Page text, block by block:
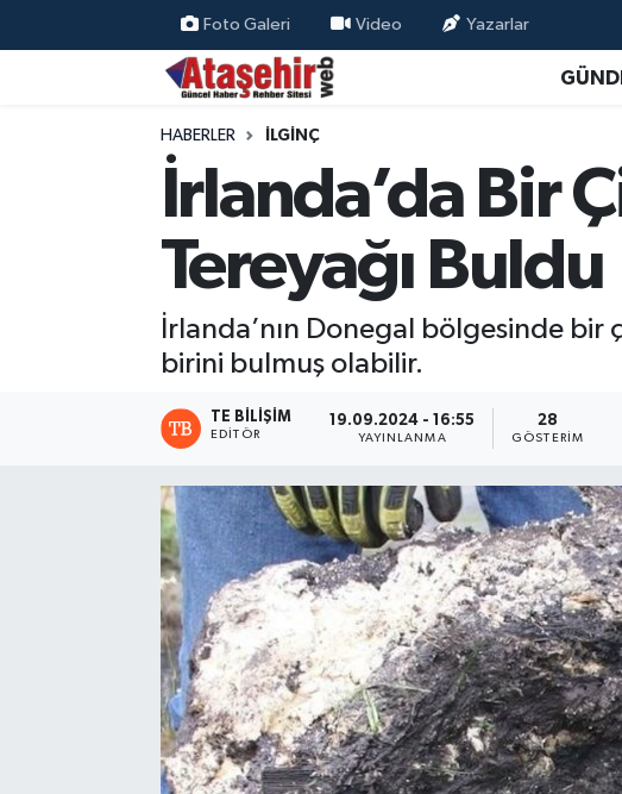
Foto Galeri Video Yazarlar
HABERLER İLGİNÇ
İrlanda’da Bir
Tereyağı Buldu
İrlanda’nın Donegal bölgesinde
birini bulmuş olabilir.
TE BILIŞIM
EDITÖR
19.09.2024 - 16:55
YAYINLANMA
28
GÖSTERIM
Hava Durumu
Trafik Durumu
Süper Lig Puan Durumu ve Fikstür
Tüm Manşetler
Son Dakika Haberleri